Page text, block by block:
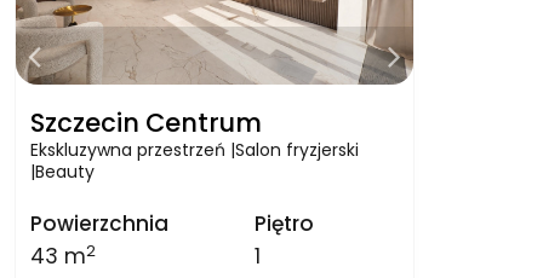
Szczecin Centrum
Ekskluzywna przestrzeń |Salon fryzjerski
|Beauty
Powierzchnia
43 m2
Piętro
1